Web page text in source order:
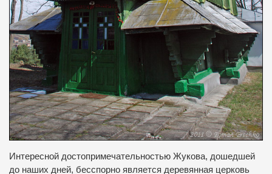
Интересной достопримечательностью Жукова, дошедшей
до наших дней, бесспорно является деревянная церковь